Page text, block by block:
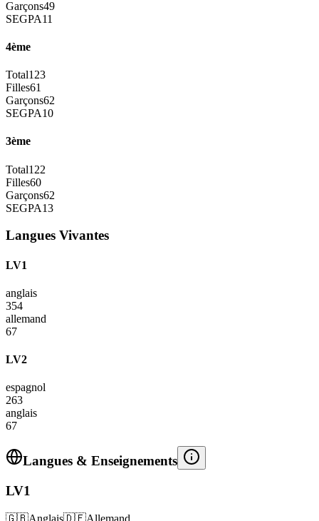
Garçons49
SEGPA11
4ème
Total123
Filles61
Garçons62
SEGPA10
3ème
Total122
Filles60
Garçons62
SEGPA13
Langues Vivantes
LV1
anglais
354
allemand
67
LV2
espagnol
263
anglais
67
Langues & Enseignements
LV1
🇬🇧Anglais🇩🇪Allemand